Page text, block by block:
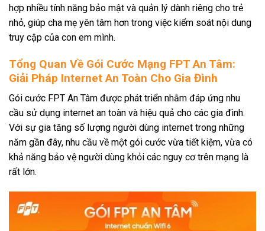
hợp nhiều tính năng bảo mật và quản lý dành riêng cho trẻ
nhỏ, giúp cha mẹ yên tâm hơn trong việc kiểm soát nội dung
truy cập của con em mình.
Tổng Quan Về Gói Cước Mạng FPT An Tâm:
Giải Pháp Internet An Toàn Cho Gia Đình
Gói cước FPT An Tâm được phát triển nhằm đáp ứng nhu
cầu sử dụng internet an toàn và hiệu quả cho các gia đình.
Với sự gia tăng số lượng người dùng internet trong những
năm gần đây, nhu cầu về một gói cước vừa tiết kiệm, vừa có
khả năng bảo vệ người dùng khỏi các nguy cơ trên mạng là
rất lớn.